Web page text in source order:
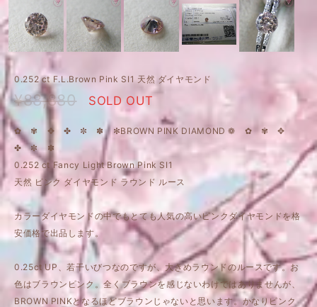
0.252 ct F.L.Brown Pink SI1 天然 ダイヤモンド
¥88,880 SOLD OUT
✿ ✾ ✥ ✤ ✼ ✽ ✻BROWN PINK DIAMOND ❁ ✿ ✾ ✥
✤ ✼ ✽
0.252 ct Fancy Light Brown Pink SI1
天然 ピンク ダイヤモンド ラウンド ルース
カラーダイヤモンドの中でもとても人気の高いピンクダイヤモンドを格
安価格で出品します。
0.25ct UP、若干いびつなのですが、大きめラウンドのルースです。お
色はブラウンピンク。全くブラウンを感じないわけではありませんが、
BROWN PINKとなるほどブラウンじゃないと思います。かなりピンク